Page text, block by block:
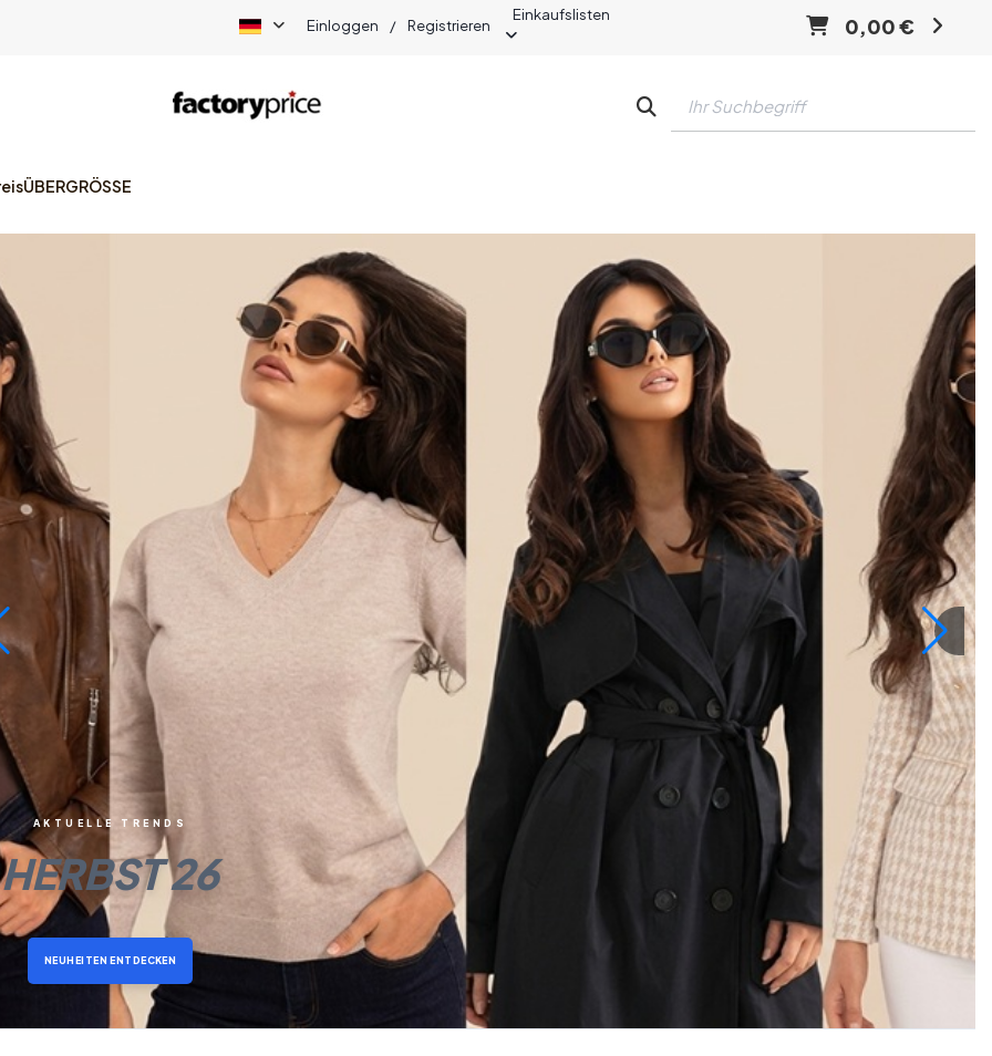
Einloggen / Registrieren
Einkaufslisten 0,00 €
ÜBERGRÖSSE
AKTUELLE TRENDS
HERBST 26
NEUHEITEN ENTDECKEN